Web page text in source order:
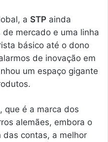
a STP ainda
mercado e uma linha
básico até o dono
de inovação em
um espaço gigante
, que é a marca dos
alemães, embora o
das contas, a melhor